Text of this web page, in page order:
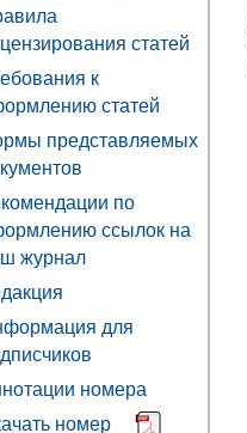
статей
к
статей
представляемых
по
ссылок на
журнал
для
номера
номер